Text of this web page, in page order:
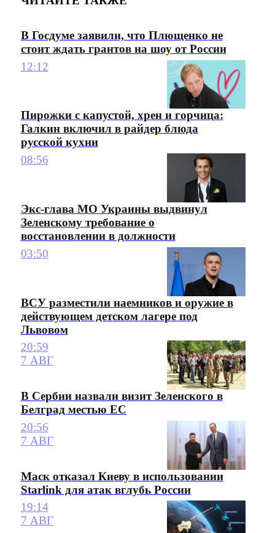
В Госдуме заявили, что Плющенко не
стоит ждать грантов на шоу от России
12:12
Пирожки с капустой, хрен и горчица:
Галкин включил в райдер блюда
русской кухни
08:56
Экс-глава МО Украины выдвинул
Зеленскому требование о
восстановлении в должности
03:50
ВСУ разместили наемников и оружие в
действующем детском лагере под
Львовом
20:59
7 АВГ
В Сербии назвали визит Зеленского в
Белград местью ЕС
20:56
7 АВГ
Маск отказал Киеву в использовании
Starlink для атак вглубь России
19:14
7 АВГ